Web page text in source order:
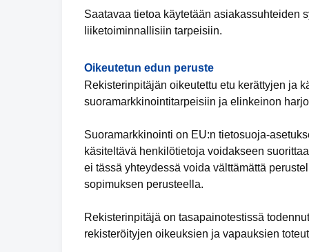
Saatavaa tietoa käytetään asiakassuhteiden
liiketoiminnallisiin tarpeisiin.
Oikeutetun edun peruste
Rekisterinpitäjän oikeutettu etu kerättyjen ja
suoramarkkinointitarpeisiin ja elinkeinon
Suoramarkkinointi on EU:n tietosuoja-
käsiteltävä henkilötietoja voidakseen
ei tässä yhteydessä voida välttämättä
sopimuksen perusteella.
Rekisterinpitäjä on tasapainotestissä
rekisteröityjen oikeuksien ja vapauksien